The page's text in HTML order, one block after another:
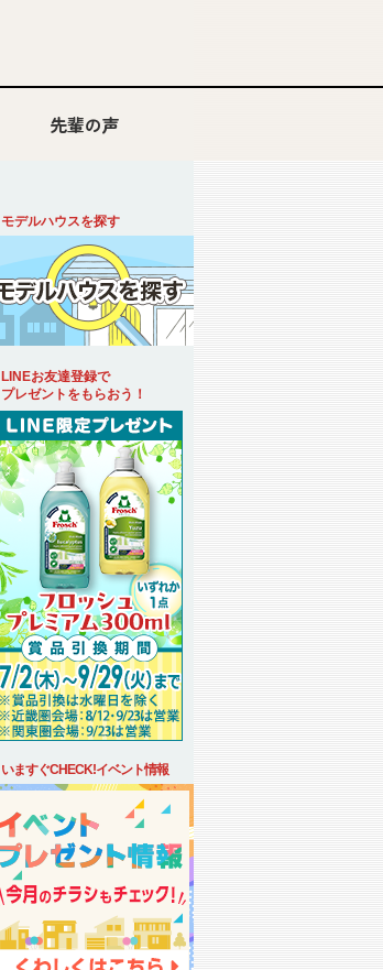
先輩の声
モデルハウスを探す
LINEお友達登録で
プレゼントをもらおう！
いますぐCHECK!イベント情報